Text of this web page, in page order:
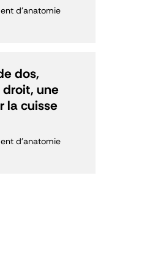
d'anatomie
dos,
une
la cuisse
d'anatomie